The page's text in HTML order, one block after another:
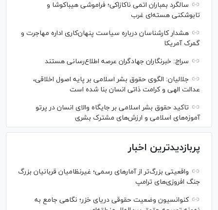
سالگرد بمباران اتمی ناکازاکی؛ فراموشی هیباکوشا و
تابوشکنی هسته‌ای غرب
هشدار کارشناسان درباره سیاست پنهان‌کاری اداره مهاجرت و
گمرک آمریکا
سراج: خبرنگاران جهادگران عرصه اطلاع‌رسانی هستند
جلالیان: الگوی حقوق بشر اسلامی بر پایه اصول اخلاقی،
عدالت الهی و کرامت ذاتی انسان بنا شده است
تاکید حقوق بشر اسلامی بر جایگاه والای انسان در پرتو
آموزه‌های اسلامی و ارزش‌های مشترک بشری
پربازدیدترین اخبار
واقعیتی بزرگ‌تر از آمار‌های رسمی؛ غیرنظامیان قربانیان بزرگ
جنگ افروزی‌های ترامپ
کنوانسیون وضعیت حقوقی دریای خزر؛ نگاهی جامع به